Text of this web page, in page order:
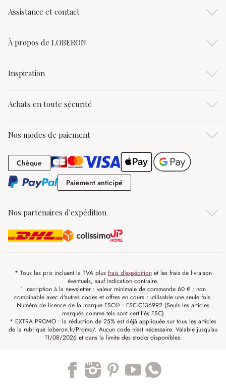
Assistance et contact
À propos de LOBERON
Inspiration
Achats en toute sécurité
Nos modes de paiement
Chèque Chèque
Paiement anticipé
Nos partenaires d'expédition
* Tous les prix incluent la TVA plus frais d'expéditionet les frais de livraison
éventuels, sauf indication contraire.
¹ Inscription à la newsletter : valeur minimale de commande 60 € ; non
combinable avec d'autres codes et offres en cours ; utilisable une seule fois.
Numéro de licence de la marque FSC® : FSC-C136992 (Seuls les articles
marqués comme tels sont certifiés FSC)
* EXTRA PROMO : la réduction de 25% est déjà appliquée sur tous les articles
de la rubrique loberon.fr/Promo/. Aucun code n'est nécessaire. Valable jusqu'au
11/08/2026 et dans la limite des stocks disponibles.